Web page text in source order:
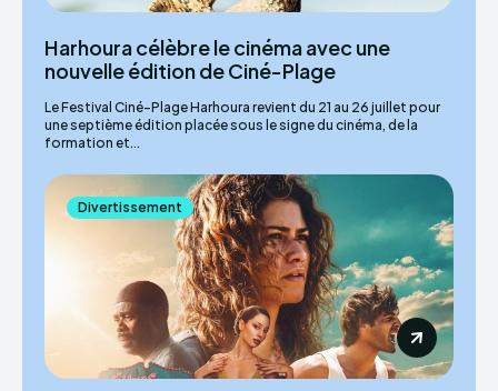
Harhoura célèbre le cinéma avec une
nouvelle édition de Ciné-Plage
Le Festival Ciné-Plage Harhoura revient du 21 au 26 juillet pour
une septième édition placée sous le signe du cinéma, de la
formation et...
Divertissement